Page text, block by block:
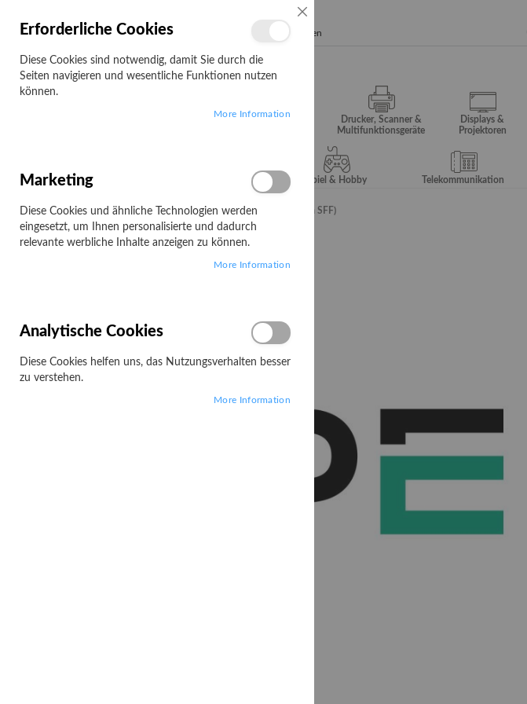
Campus
Drucker, Scanner &
Multifunktionsgeräte
Displays &
Projektoren
Server & Storage Spiel & Hobby Telekommunikation
Startseite HPE SSD - Mixed Use - 960 GB - 2.5" SFF (6.4 cm SFF)
Zum
Erforderliche Cookies
Diese Cookies sind notwendig, damit Sie durch die
Seiten navigieren und wesentliche Funktionen nutzen
können.
More Information
Marketing
Diese Cookies und ähnliche Technologien werden
eingesetzt, um Ihnen personalisierte und dadurch
relevante werbliche Inhalte anzeigen zu können.
More Information
Analytische Cookies
Diese Cookies helfen uns, das Nutzungsverhalten besser
zu verstehen.
More Information